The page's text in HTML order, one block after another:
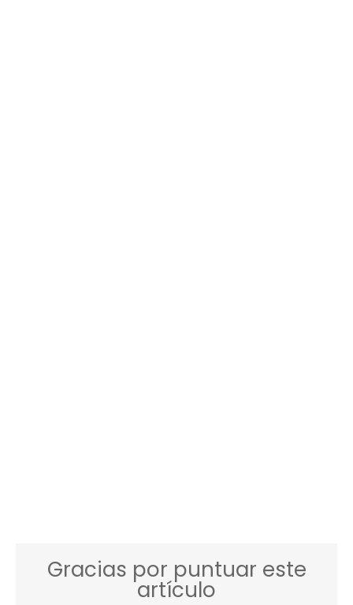
Gracias por puntuar este
artículo